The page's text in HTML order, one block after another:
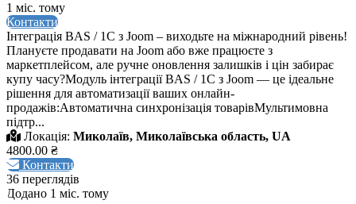
1 міс. тому
Контакти
Інтеграція BAS / 1C з Joom – виходьте на міжнародний рівень!
Плануєте продавати на Joom або вже працюєте з
маркетплейсом, але ручне оновлення залишків і цін забирає
купу часу?Модуль інтеграції BAS / 1C з Joom — це ідеальне
рішення для автоматизації ваших онлайн-
продажів:Автоматична синхронізація товарівМультимовна
підтр...
Локація: Миколаїв, Миколаївська область, UA
4800.00 ₴
Контакти
36 переглядів
Додано 1 міс. тому